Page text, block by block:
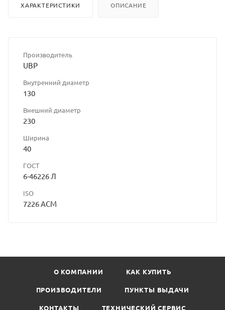
ХАРАКТЕРИСТИКИ ОПИСАНИЕ
Производитель
UBP
Внутренний диаметр
130
Внешний диаметр
230
Ширина
40
ГОСТ
6-46226 Л
ISO
7226 ACM
О КОМПАНИИ КАК КУПИТЬ
ПРОИЗВОДИТЕЛИ ПУНКТЫ ВЫДАЧИ
КОНТАКТЫ ТЕХНИЧЕСКИЙ СЕРВИС